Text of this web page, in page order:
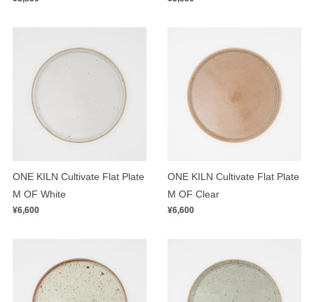
ONE KILN Cultivate Flat Plate
M OF White
¥6,600
ONE KILN Cultivate Flat Plate
M OF Clear
¥6,600